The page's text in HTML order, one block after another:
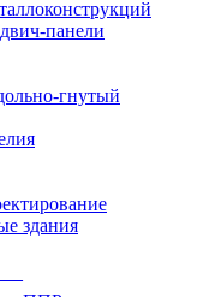
панели
гнутый
здания